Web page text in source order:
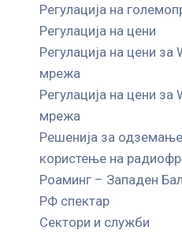
Регулација на
Регулација на цени
Регулација на цени за
мрежа
Регулација на цени за
мрежа
Решенија за
користење на
Роаминг – Западен
РФ спектар
Сектори и служби